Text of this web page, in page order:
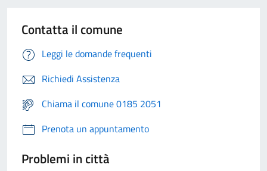
Contatta il comune
Leggi le domande frequenti
Richiedi Assistenza
Chiama il comune 0185 2051
Prenota un appuntamento
Problemi in città